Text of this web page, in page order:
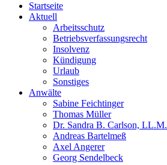
Startseite
Aktuell
Arbeitsschutz
Betriebsverfassungsrecht
Insolvenz
Kündigung
Urlaub
Sonstiges
Anwälte
Sabine Feichtinger
Thomas Müller
Dr. Sandra B. Carlson, LL.M.
Andreas Bartelmeß
Axel Angerer
Georg Sendelbeck